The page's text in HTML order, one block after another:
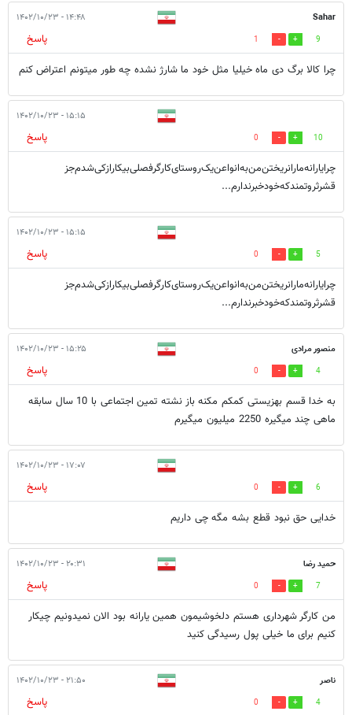
Sahar ۱۴:۴۸ - ۱۴۰۲/۱۰/۲۳
9
1
پاسخ
چرا کالا برگ دی ماه خیلیا مثل خود ما شارژ نشده چه طور میتونم اعتراض کنم
۱۵:۱۵ - ۱۴۰۲/۱۰/۲۳
10
0
پاسخ
چرایارانه‌مارا‌نریختن‌من‌به‌انواعن‌یک‌روستای‌کارگرفصلی‌بیکار‌از‌کی‌شدم‌جز
قشر‌ثروتمند‌که‌خودخبرندارم...
۱۵:۱۵ - ۱۴۰۲/۱۰/۲۳
5
0
پاسخ
چرایارانه‌مارا‌نریختن‌من‌به‌انواعن‌یک‌روستای‌کارگرفصلی‌بیکار‌از‌کی‌شدم‌جز
قشر‌ثروتمند‌که‌خودخبرندارم...
منصور مرادی ۱۵:۲۵ - ۱۴۰۲/۱۰/۲۳
4
0
پاسخ
به خدا قسم بهزیستی کمکم مکنه باز نشته تمین اجتماعی با 10 سال سابقه
ماهی چند میگیره 2250 میلیون میگیرم
۱۷:۰۷ - ۱۴۰۲/۱۰/۲۳
6
0
پاسخ
خدایی حق نبود قطع بشه مگه چی داریم
حمید رضا ۲۰:۳۱ - ۱۴۰۲/۱۰/۲۳
7
0
پاسخ
من کارگر شهرداری هستم دلخوشیمون همین یارانه بود الان نمیدونیم چیکار
کنیم برای ما خیلی پول رسیدگی کنید
ناصر ۲۱:۵۰ - ۱۴۰۲/۱۰/۲۳
4
0
پاسخ